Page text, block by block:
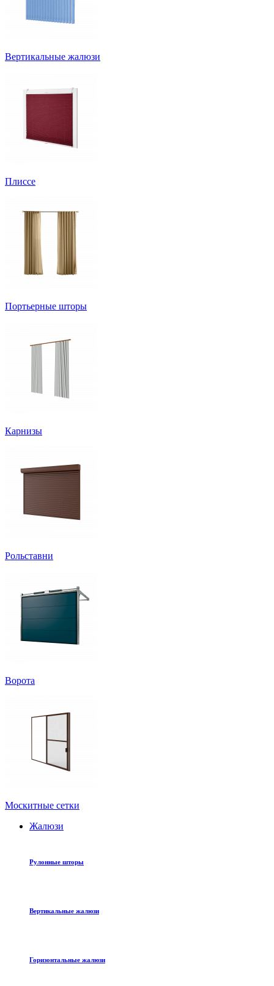
Вертикальные жалюзи
Плиссе
Портьерные шторы
Карнизы
Рольставни
Ворота
Москитные сетки
Жалюзи
Рулонные шторы
Вертикальные жалюзи
Горизонтальные жалюзи